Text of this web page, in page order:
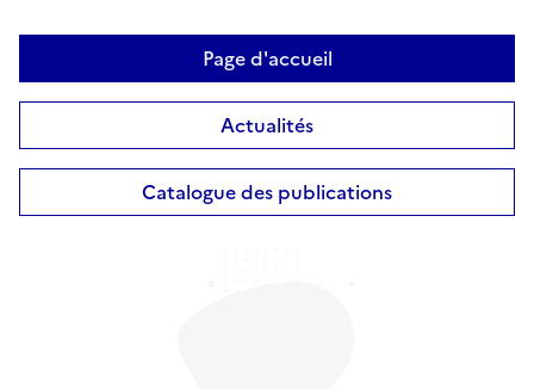
Page d'accueil
Actualités
Catalogue des publications